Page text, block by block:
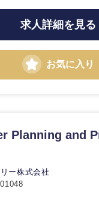
求人詳細を見る
お気に入り
Planning and
ー株式会社